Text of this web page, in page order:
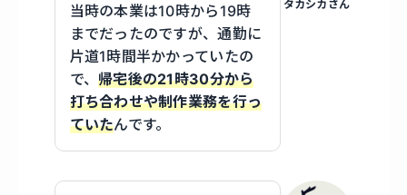
タカシカさん
当時の本業は10時から19時
までだったのですが、通勤に
片道1時間半かかっていたの
で、帰宅後の21時30分から
打ち合わせや制作業務を行っ
ていたんです。